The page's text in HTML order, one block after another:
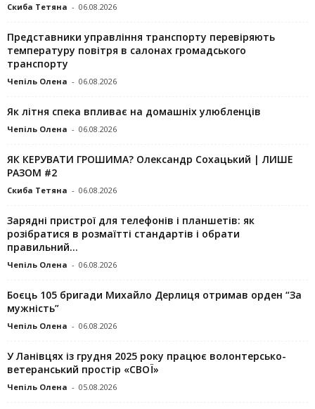
Скиба Тетяна - 06.08.2026
Представники управління транспорту перевіряють
температуру повітря в салонах громадського
транспорту
Чепіль Олена - 06.08.2026
Як літня спека впливає на домашніх улюбленців
Чепіль Олена - 06.08.2026
ЯК КЕРУВАТИ ГРОШИМА? Олександр Сохацький | ЛИШЕ
РАЗОМ #2
Скиба Тетяна - 06.08.2026
Зарядні пристрої для телефонів і планшетів: як
розібратися в розмаїтті стандартів і обрати
правильний...
Чепіль Олена - 06.08.2026
Боєць 105 бригади Михайло Дерлиця отримав орден “За
мужність”
Чепіль Олена - 06.08.2026
У Ланівцях із грудня 2025 року працює волонтерсько-
ветеранський простір «СВОЇ»
Чепіль Олена - 05.08.2026